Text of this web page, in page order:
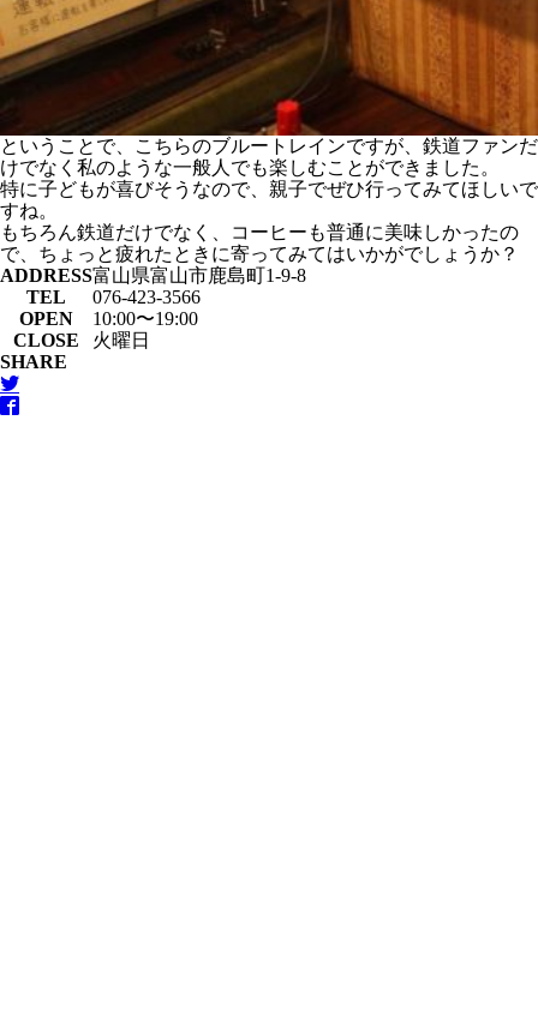
ということで、こちらのブルートレインですが、鉄道ファンだ
けでなく私のような一般人でも楽しむことができました。
特に子どもが喜びそうなので、親子でぜひ行ってみてほしいで
すね。
もちろん鉄道だけでなく、コーヒーも普通に美味しかったの
で、ちょっと疲れたときに寄ってみてはいかがでしょうか？
ADDRESS富山県富山市鹿島町1-9-8
TEL
076-423-3566
OPEN
10:00〜19:00
CLOSE
火曜日
SHARE